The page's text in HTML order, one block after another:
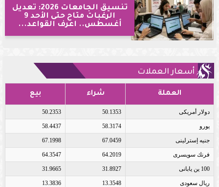
تنسيق الجامعات 2026: تعديل
الرغبات متاح حتى الأحد 9
أغسطس.. اعرف القواعد...
أسعار العملات
العملة شراء بيع
دولار أمريكى 50.1353
50.2353
يورو 58.3174
58.4437
جنيه إسترلينى 67.0459
67.1998
فرنك سويسرى 64.2019
64.3547
100 ين يابانى 31.8927
31.9665
ريال سعودى 13.3548
13.3836